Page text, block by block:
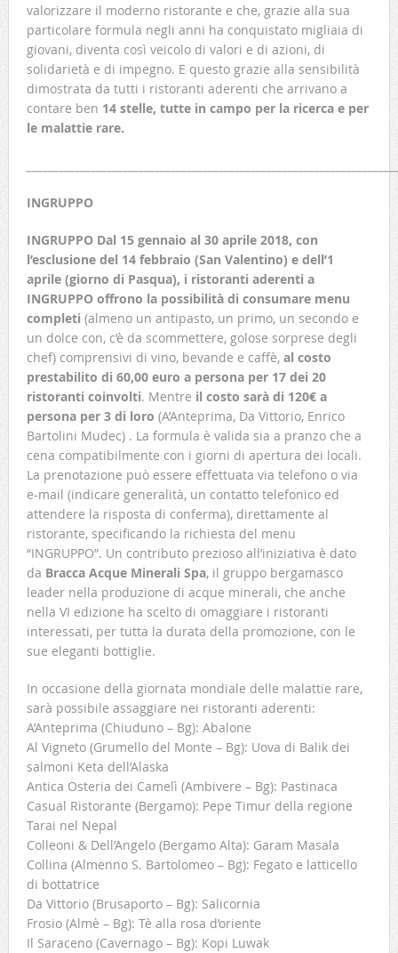
valorizzare il moderno ristorante e che, grazie alla sua
particolare formula negli anni ha conquistato migliaia di
giovani, diventa così veicolo di valori e di azioni, di
solidarietà e di impegno. E questo grazie alla sensibilità
dimostrata da tutti i ristoranti aderenti che arrivano a
contare ben 14 stelle, tutte in campo per la ricerca e per
le malattie rare.
INGRUPPO
INGRUPPO Dal 15 gennaio al 30 aprile 2018, con
l’esclusione del 14 febbraio (San Valentino) e dell’1
aprile (giorno di Pasqua), i ristoranti aderenti a
INGRUPPO offrono la possibilità di consumare menu
completi (almeno un antipasto, un primo, un secondo e
un dolce con, c’è da scommettere, golose sorprese degli
chef) comprensivi di vino, bevande e caffè, al costo
prestabilito di 60,00 euro a persona per 17 dei 20
ristoranti coinvolti. Mentre il costo sarà di 120€ a
persona per 3 di loro (A’Anteprima, Da Vittorio, Enrico
Bartolini Mudec) . La formula è valida sia a pranzo che a
cena compatibilmente con i giorni di apertura dei locali.
La prenotazione può essere effettuata via telefono o via
e-mail (indicare generalità, un contatto telefonico ed
attendere la risposta di conferma), direttamente al
ristorante, specificando la richiesta del menu
“INGRUPPO”. Un contributo prezioso all’iniziativa è dato
da Bracca Acque Minerali Spa, il gruppo bergamasco
leader nella produzione di acque minerali, che anche
nella VI edizione ha scelto di omaggiare i ristoranti
interessati, per tutta la durata della promozione, con le
sue eleganti bottiglie.
In occasione della giornata mondiale delle malattie rare,
sarà possibile assaggiare nei ristoranti aderenti:
A’Anteprima (Chiuduno – Bg): Abalone
Al Vigneto (Grumello del Monte – Bg): Uova di Balik dei
salmoni Keta dell’Alaska
Antica Osteria dei Camelì (Ambivere – Bg): Pastinaca
Casual Ristorante (Bergamo): Pepe Timur della regione
Tarai nel Nepal
Colleoni & Dell’Angelo (Bergamo Alta): Garam Masala
Collina (Almenno S. Bartolomeo – Bg): Fegato e latticello
di bottatrice
Da Vittorio (Brusaporto – Bg): Salicornia
Frosio (Almè – Bg): Tè alla rosa d’oriente
Il Saraceno (Cavernago – Bg): Kopi Luwak